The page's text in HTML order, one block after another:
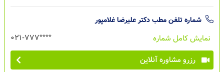
شماره تلفن مطبدکتر علیرضا غلامپور
نمایش کامل شماره
021-‌777****
رزرو مشاوره آنلاین